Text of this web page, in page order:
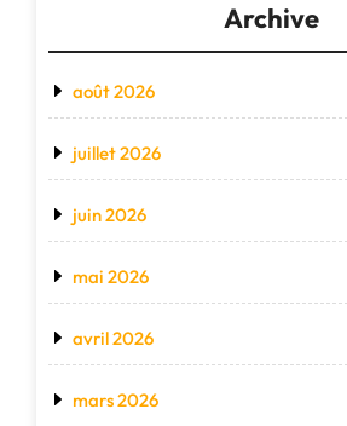
Archive
août 2026
juillet 2026
juin 2026
mai 2026
avril 2026
mars 2026